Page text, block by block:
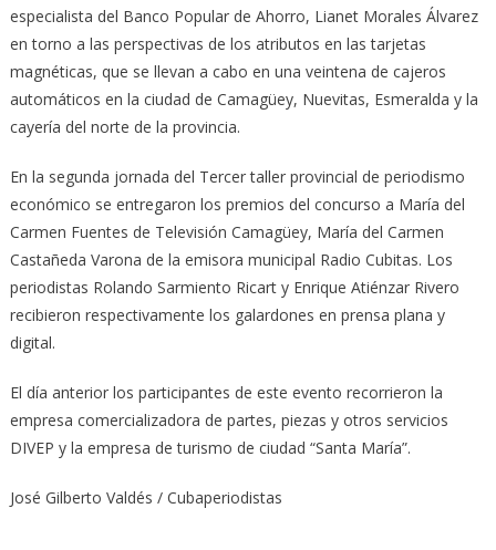
especialista del Banco Popular de Ahorro, Lianet Morales Álvarez
en torno a las perspectivas de los atributos en las tarjetas
magnéticas, que se llevan a cabo en una veintena de cajeros
automáticos en la ciudad de Camagüey, Nuevitas, Esmeralda y la
cayería del norte de la provincia.
En la segunda jornada del Tercer taller provincial de periodismo
económico se entregaron los premios del concurso a María del
Carmen Fuentes de Televisión Camagüey, María del Carmen
Castañeda Varona de la emisora municipal Radio Cubitas. Los
periodistas Rolando Sarmiento Ricart y Enrique Atiénzar Rivero
recibieron respectivamente los galardones en prensa plana y
digital.
El día anterior los participantes de este evento recorrieron la
empresa comercializadora de partes, piezas y otros servicios
DIVEP y la empresa de turismo de ciudad “Santa María”.
José Gilberto Valdés / Cubaperiodistas